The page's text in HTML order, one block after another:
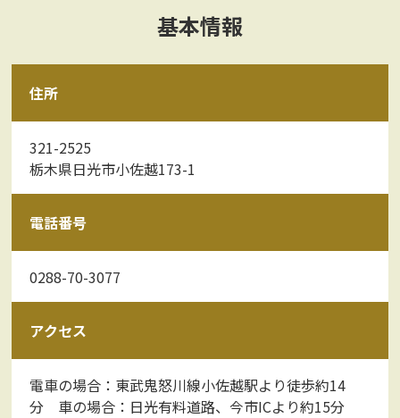
基本情報
住所
321-2525
栃木県日光市小佐越173-1
電話番号
0288-70-3077
アクセス
電車の場合：東武鬼怒川線小佐越駅より徒歩約14
分 車の場合：日光有料道路、今市ICより約15分